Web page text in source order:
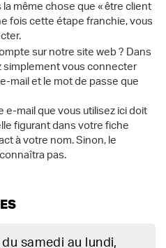
la même chose que « être client
fois cette étape franchie, vous
sur notre site web ? Dans
simplement vous connecter
mail et le mot de passe que
e-mail que vous utilisez ici doit
figurant dans votre fiche
à votre nom. Sinon, le
pas.
samedi au lundi,